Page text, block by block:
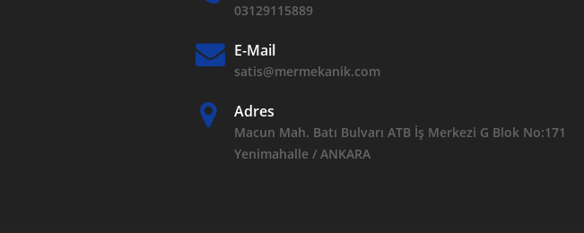
03129115889
E-Mail
satis@mermekanik.com
Adres
Macun Mah. Batı Bulvarı ATB İş Merkezi G Blok No:171
Yenimahalle / ANKARA